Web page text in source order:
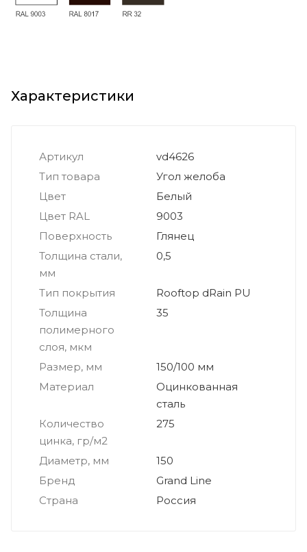
Характеристики
Артикул
vd4626
Тип товара
Угол желоба
Цвет
Белый
Цвет RAL
9003
Поверхность
Глянец
Толщина стали,
мм
0,5
Тип покрытия
Rooftop dRain PU
Толщина
полимерного
слоя, мкм
35
Размер, мм
150/100 мм
Материал
Оцинкованная
сталь
Количество
цинка, гр/м2
275
Диаметр, мм
150
Бренд
Grand Line
Страна
Россия